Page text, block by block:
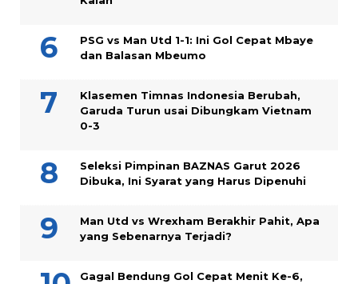
PSG vs Man Utd 1-1: Ini Gol Cepat Mbaye
dan Balasan Mbeumo
Klasemen Timnas Indonesia Berubah,
Garuda Turun usai Dibungkam Vietnam
0-3
Seleksi Pimpinan BAZNAS Garut 2026
Dibuka, Ini Syarat yang Harus Dipenuhi
Man Utd vs Wrexham Berakhir Pahit, Apa
yang Sebenarnya Terjadi?
Gagal Bendung Gol Cepat Menit Ke-6,